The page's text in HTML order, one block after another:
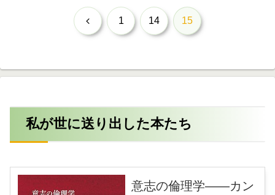
前 1 14 15
私が世に送り出した本たち
意志の倫理学――カン